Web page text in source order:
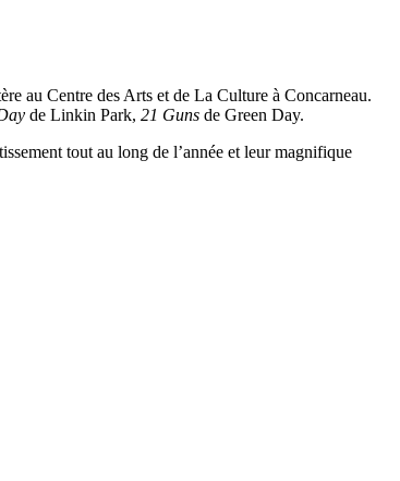
au Centre des Arts et de La Culture à Concarneau.
de Linkin Park, 21 Guns de Green Day.
tout au long de l’année et leur magnifique